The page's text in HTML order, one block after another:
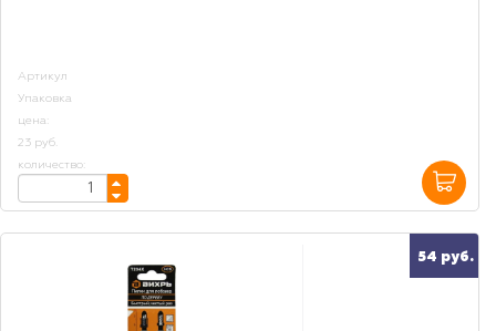
Артикул
Упаковка
цена:
23 руб.
количество:
54 руб.